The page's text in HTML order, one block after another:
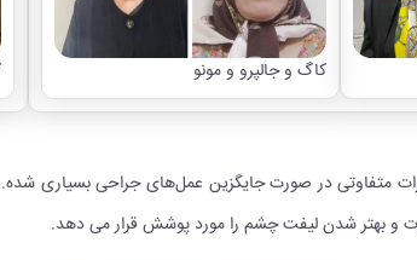
کاگ و جالپرو و مونو
متفاوتی در صورت جایگزین عمل‌های جراحی بسیاری
و بهتر شدن لیفت چشم را مورد پوشش قرار می دهد.